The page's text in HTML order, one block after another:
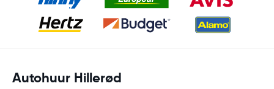
Autohuur Hillerød